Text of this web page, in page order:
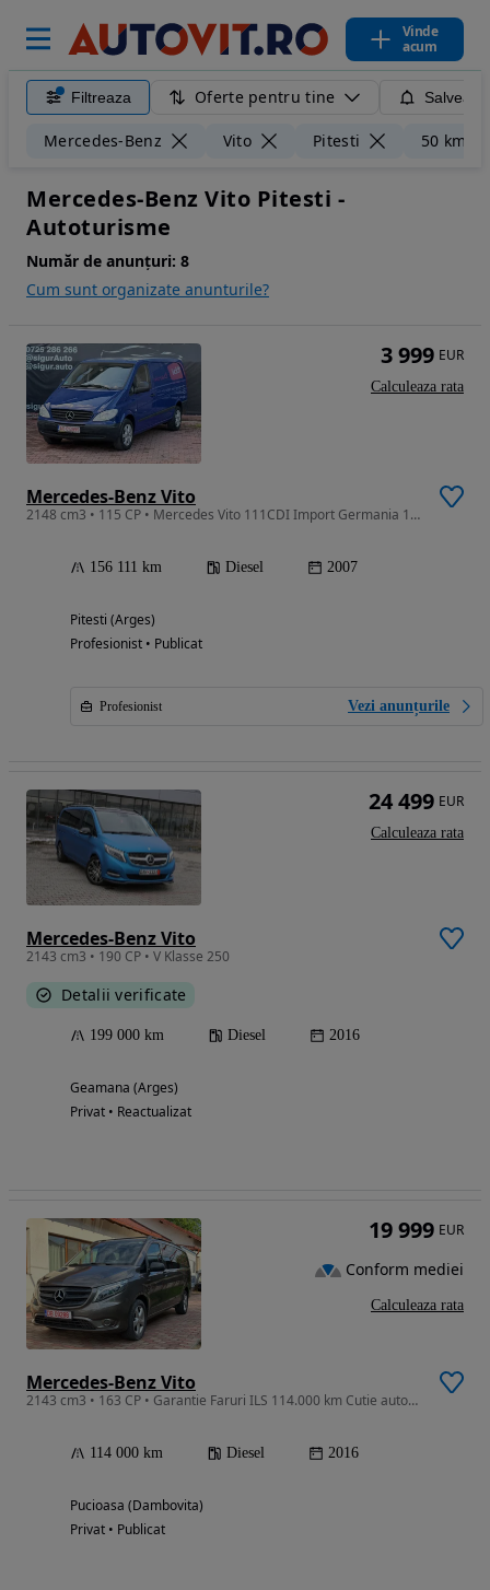
Vinde
acum
Filtreaza Oferte pentru tine
Mercedes-Benz Vito Pitesti 50 km
Mercedes-Benz Vito Pitesti -
Autoturisme
Număr de anunțuri: 8
Cum sunt organizate anunturile?
Mercedes-Benz Vito
2148 cm3 • 115 CP • Mercedes Vito 111CDI Import Germania 156 mii KM
156 111 km Diesel 2007
Pitesti (Arges)
Profesionist • Publicat
Profesionist Vezi anunțurile
3 999 EUR
Calculeaza rata
Mercedes-Benz Vito
2143 cm3 • 190 CP • V Klasse 250
Detalii verificate
199 000 km Diesel 2016
Geamana (Arges)
Privat • Reactualizat
24 499 EUR
Calculeaza rata
Mercedes-Benz Vito
2143 cm3 • 163 CP • Garantie Faruri ILS 114.000 km Cutie automata Impecabilă
114 000 km Diesel 2016
Pucioasa (Dambovita)
Privat • Publicat
19 999 EUR
Conform mediei
Calculeaza rata